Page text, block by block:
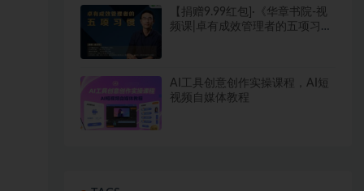
【捐赠9.99红包]·《华章书院-视
频课|卓有成效管理者的五项习
AI工具创意创作实操课程，AI短
视频自媒体教程